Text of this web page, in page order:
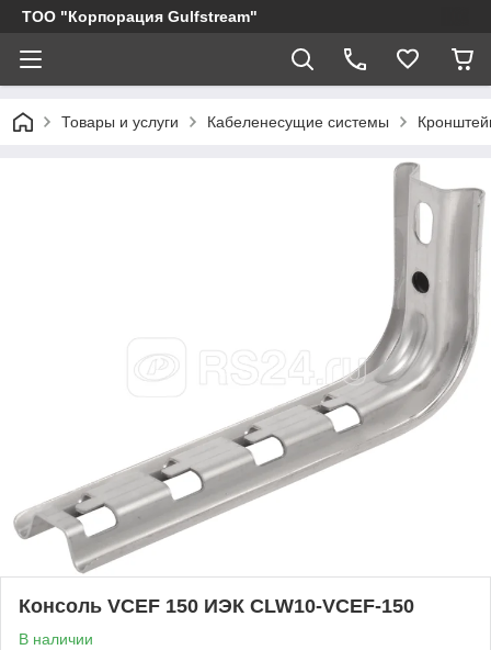
ТОО "Корпорация Gulfstream"
Товары и услуги Кабеленесущие системы
Консоль VCEF 150 ИЭК CLW10-VCEF-150
В наличии